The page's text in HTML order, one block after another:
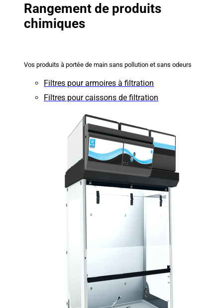
Rangement de produits
chimiques
Vos produits à portée de main sans pollution et sans odeurs
Filtres pour armoires à filtration
Filtres pour caissons de filtration